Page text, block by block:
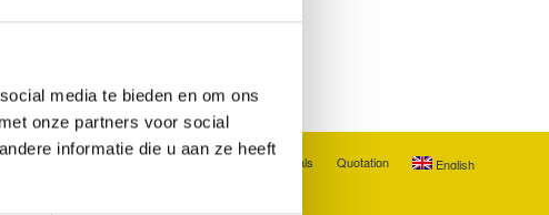
media te bieden en om ons
onze partners voor social
informatie die u aan ze heeft
Testimonials Quotation English